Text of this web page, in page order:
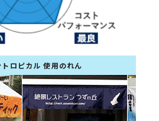
トロピカル 使用のれん